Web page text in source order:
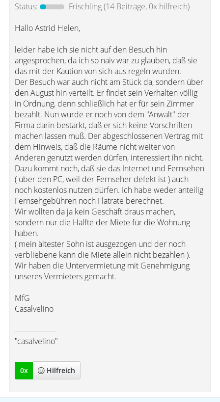
Status:
Frischling(14 Beiträge, 0x hilfreich)
Hallo Astrid Helen,
leider habe ich sie nicht auf den Besuch hin
angesprochen, da ich so naiv war zu glauben, daß sie
das mit der Kaution von sich aus regeln würden.
Der Besuch war auch nicht am Stück da, sondern über
den August hin verteilt. Er findet sein Verhalten völlig
in Ordnung, denn schließlich hat er für sein Zimmer
bezahlt. Nun wurde er noch von dem "Anwalt" der
Firma darin bestärkt, daß er sich keine Vorschriften
machen lassen muß. Der abgeschlossenen Vertrag mit
dem Hinweis, daß die Räume nicht weiter von
Anderen genutzt werden dürfen, interessiert ihn nicht.
Dazu kommt noch, daß sie das Internet und Fernsehen
( über den PC, weil der Fernseher defekt ist ) auch
noch kostenlos nutzen dürfen. Ich habe weder anteilig
Fernsehgebühren noch Flatrate berechnet.
Wir wollten da ja kein Geschäft draus machen,
sondern nur die Hälfte der Miete für die Wohnung
haben.
( mein ältester Sohn ist ausgezogen und der noch
verbliebene kann die Miete allein nicht bezahlen ).
Wir haben die Untervermietung mit Genehmigung
unseres Vermieters gemacht.
MfG
Casalvelino
-----------------
"casalvelino"
0x Hilfreich